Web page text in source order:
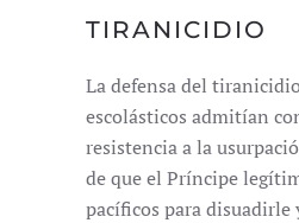
TIRANICIDIO
La defensa del
escolásticos admitían
resistencia a la
de que el Príncipe
pacíficos para disuadirle